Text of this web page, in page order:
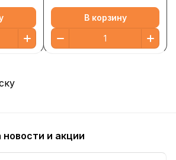
В корзину
новости и акции